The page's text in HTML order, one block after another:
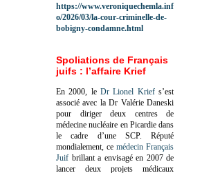
https://www.veroniquechemla.inf
o/2026/03/la-cour-criminelle-de-
bobigny-condamne.html
Spoliations de Français
juifs : l’affaire Krief
En 2000, le Dr Lionel Kriefs’est
associé avec la Dr Valérie Daneski
pour diriger deux centres de
médecine nucléaire en Picardie dans
le cadre d’une SCP. Réputé
mondialement, ce médecin Français
Juif brillant a envisagé en 2007 de
lancer deux projets médicaux